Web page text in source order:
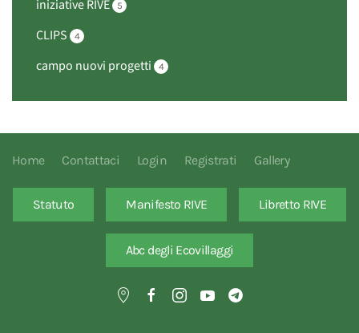
iniziative RIVE 5
CLIPS 4
campo nuovi progetti 4
Home Contattaci Login Registrati Gallery
Statuto Manifesto RIVE Libretto RIVE
Abc degli Ecovillaggi